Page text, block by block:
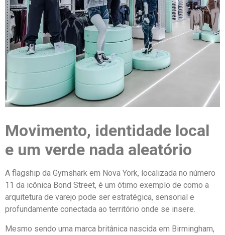
Movimento, identidade local
e um verde nada aleatório
A flagship da Gymshark em Nova York, localizada no número
11 da icônica Bond Street, é um ótimo exemplo de como a
arquitetura de varejo pode ser estratégica, sensorial e
profundamente conectada ao território onde se insere.
Mesmo sendo uma marca britânica nascida em Birmingham,